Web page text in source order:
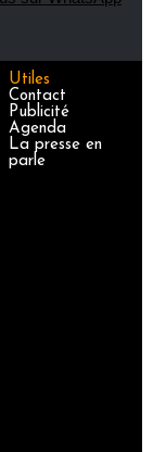
Utiles
Contact
Publicité
Agenda
La presse en
parle